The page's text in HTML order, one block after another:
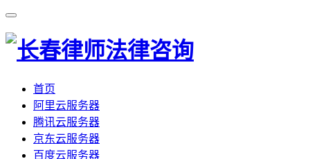
首页
阿里云服务器
腾讯云服务器
京东云服务器
百度云服务器